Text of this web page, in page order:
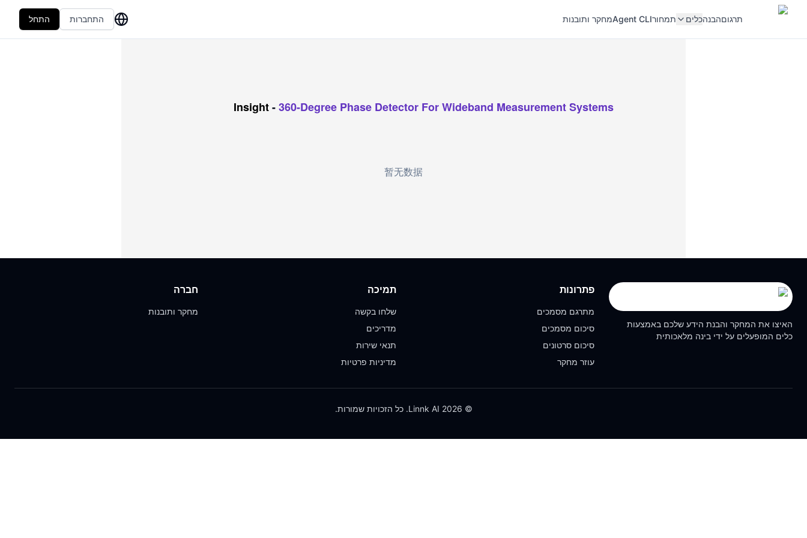
תרגוםהבנהכלים תמחורAgent CLIמחקר ותובנות התחברות התחל
Insight-360-Degree Phase Detector For Wideband Measurement Systems
暂无数据
האיצו את המחקר והבנת הידע שלכם באמצעות
כלים המופעלים על ידי בינה מלאכותית
פתרונות
מתרגם מסמכים
סיכום מסמכים
סיכום סרטונים
עוזר מחקר
תמיכה
שלחו בקשה
מדריכים
תנאי שירות
מדיניות פרטיות
חברה
מחקר ותובנות
© 2026 Linnk AI. כל הזכויות שמורות.